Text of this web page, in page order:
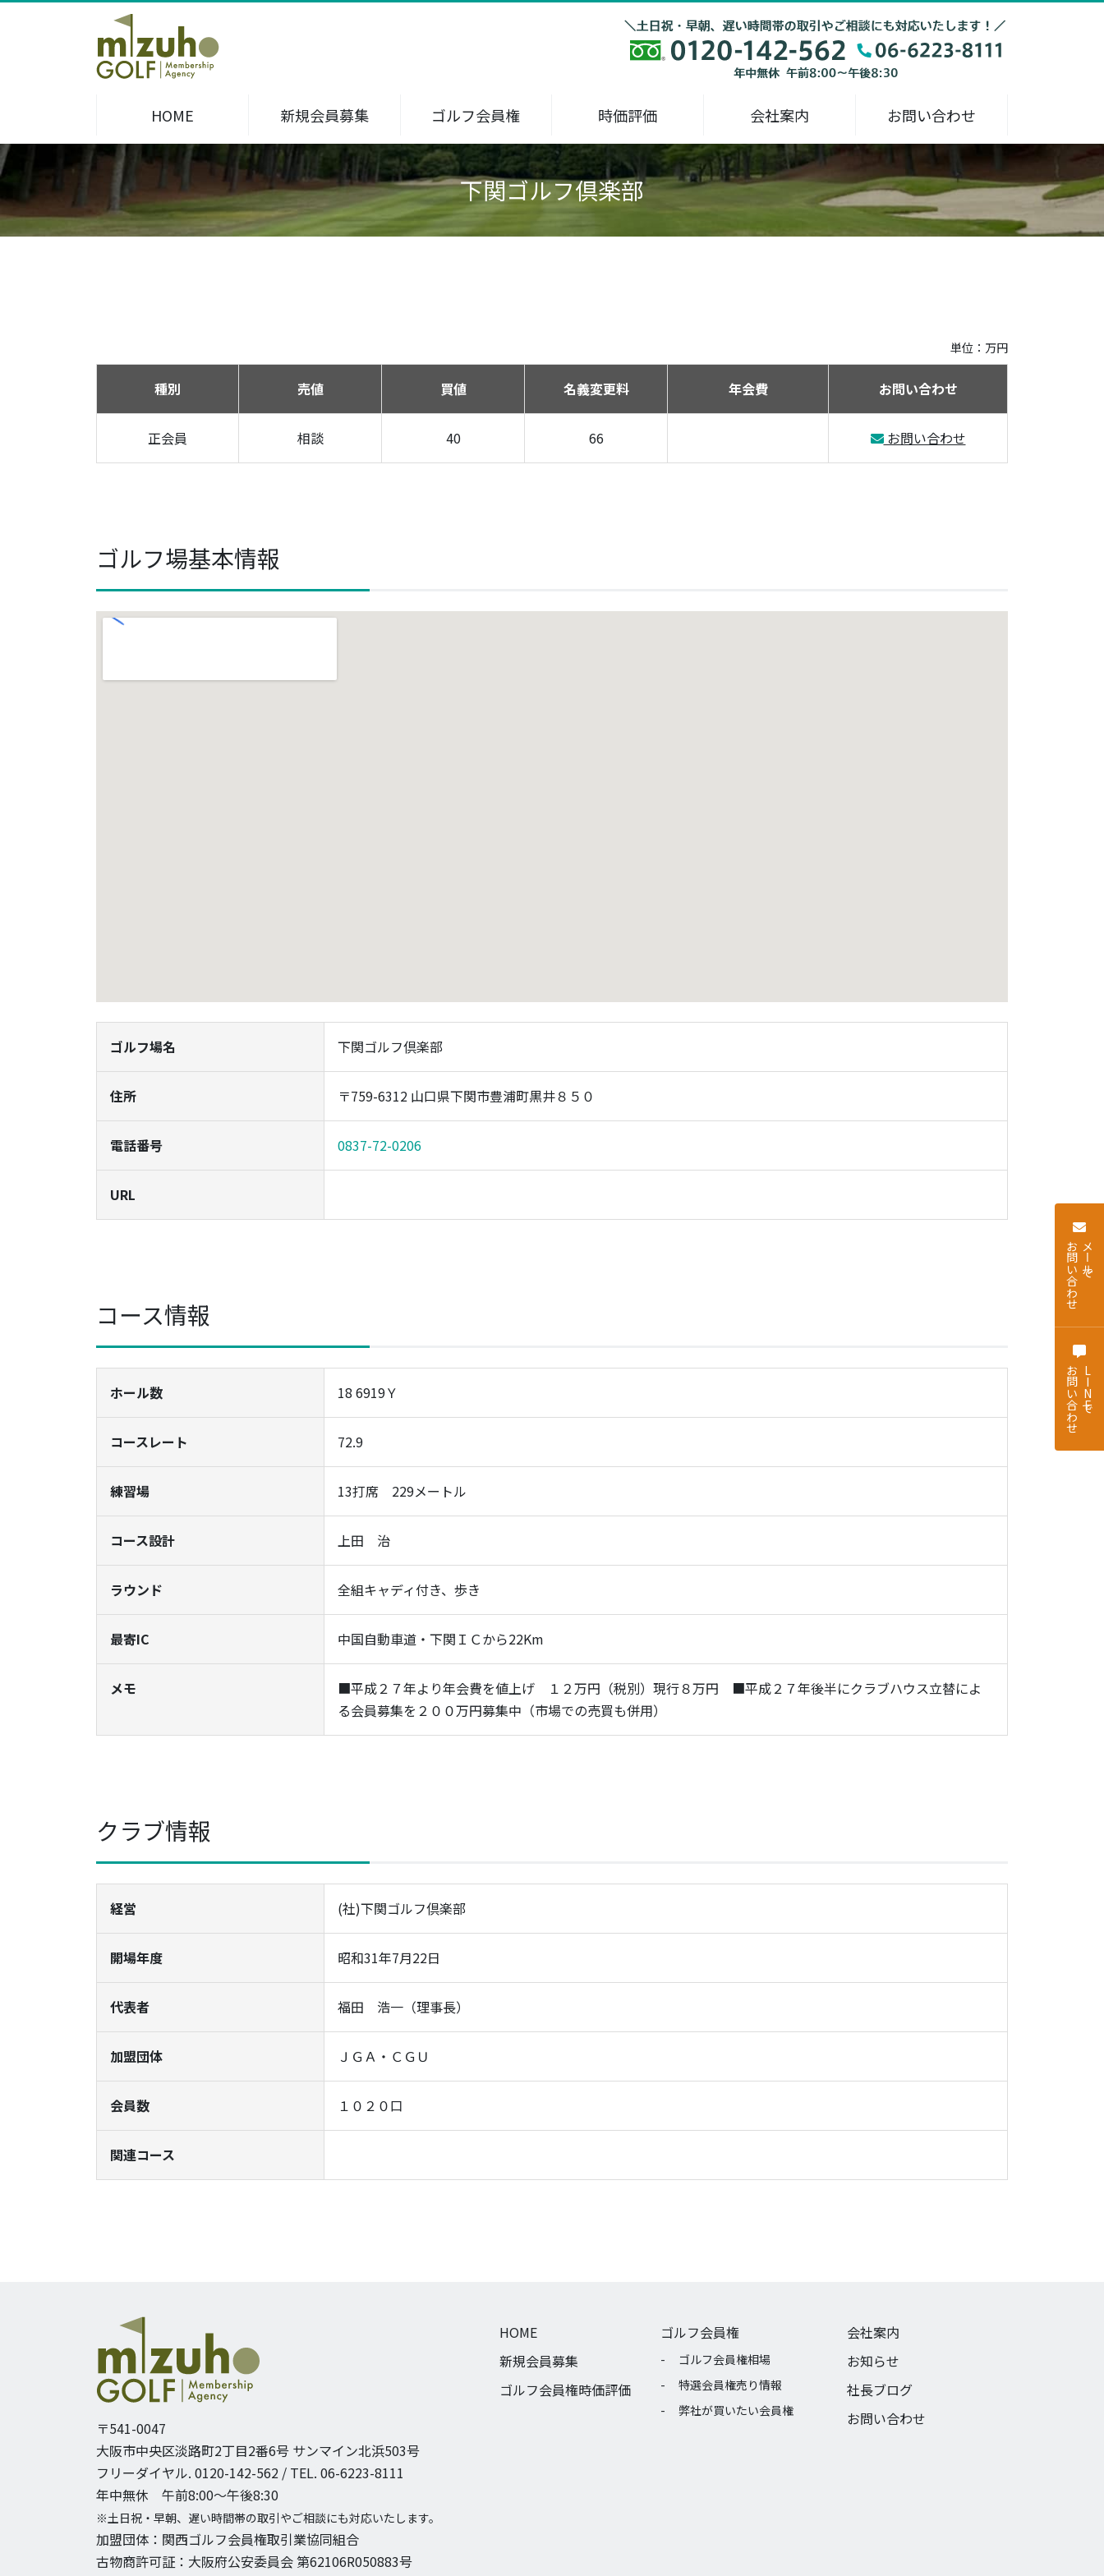
HOME 新規会員募集 ゴルフ会員権 時価評価 会社案内 お問い合わせ
下関ゴルフ倶楽部
単位：万円
種別 売値 買値 名義変更料 年会費 お問い合わせ
正会員 相談 40 66 お問い合わせ
ゴルフ場基本情報
ゴルフ場名 下関ゴルフ倶楽部
住所 〒759-6312 山口県下関市豊浦町黒井８５０
電話番号 0837-72-0206
URL
コース情報
ホール数 18 6919Ｙ
コースレート 72.9
練習場 13打席 229メートル
コース設計 上田 治
ラウンド 全組キャディ付き、歩き
最寄IC 中国自動車道・下関ＩＣから22Km
メモ
■平成２７年より年会費を値上げ １２万円（税別）現行８万円 ■平成２７年後半にクラブハウス立替によ
る会員募集を２００万円募集中（市場での売買も併用）
クラブ情報
経営 (社)下関ゴルフ倶楽部
開場年度 昭和31年7月22日
代表者 福田 浩一（理事長）
加盟団体 ＪＧＡ・ＣＧＵ
会員数 １０２０口
関連コース
〒541-0047
大阪市中央区淡路町2丁目2番6号 サンマイン北浜503号
フリーダイヤル. 0120-142-562 / TEL. 06-6223-8111
年中無休 午前8:00〜午後8:30
※土日祝・早朝、遅い時間帯の取引やご相談にも対応いたします。
加盟団体：関西ゴルフ会員権取引業協同組合
古物商許可証：大阪府公安委員会 第62106R050883号
HOME
新規会員募集
ゴルフ会員権時価評価
ゴルフ会員権
ゴルフ会員権相場
特選会員権売り情報
弊社が買いたい会員権
会社案内
お知らせ
社長ブログ
お問い合わせ
LINEで
お問い合わせ
メールで
お問い合わせ